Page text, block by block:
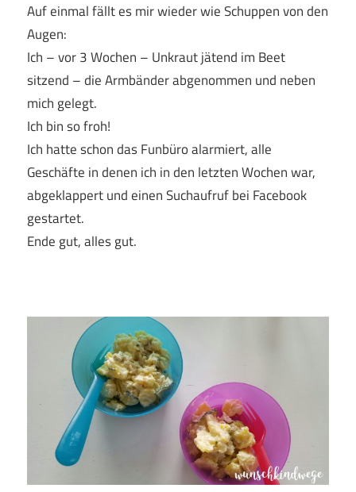
Auf einmal fällt es mir wieder wie Schuppen von den
Augen:
Ich – vor 3 Wochen – Unkraut jätend im Beet
sitzend – die Armbänder abgenommen und neben
mich gelegt.
Ich bin so froh!
Ich hatte schon das Funbüro alarmiert, alle
Geschäfte in denen ich in den letzten Wochen war,
abgeklappert und einen Suchaufruf bei Facebook
gestartet.
Ende gut, alles gut.